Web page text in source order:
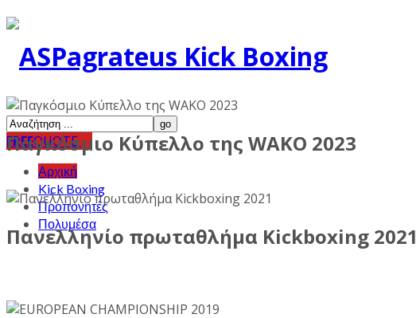
FREEQUOTE
Αρχική
Kick Boxing
Προπονητές
Πολυμέσα
Παγκόσμιο Κύπελλο της WAKO 2023
Πανελληνίο πρωταθλήμα Kickboxing 2021